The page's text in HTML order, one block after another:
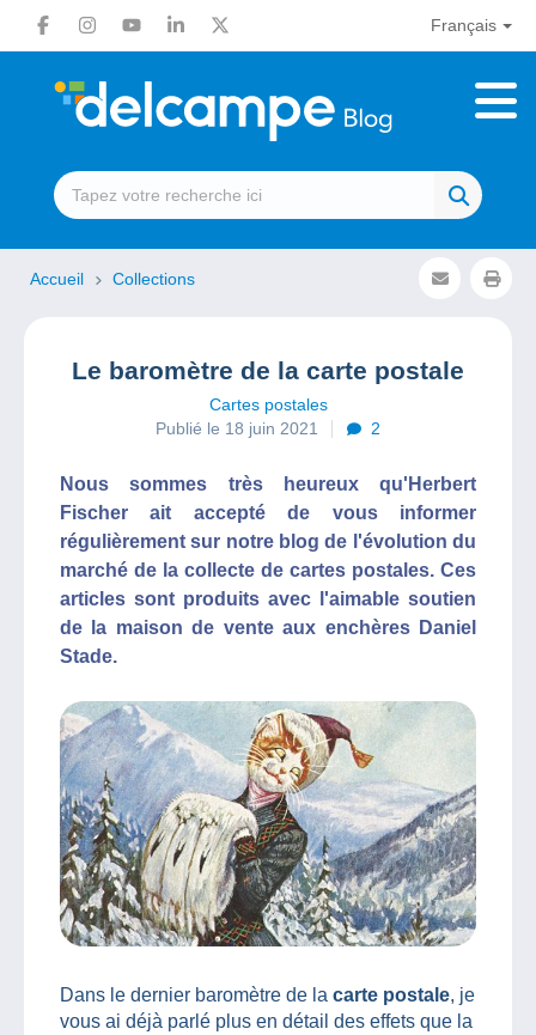
Français
Accueil Collections
Le baromètre de la carte postale
Cartes postales
Publié le 18 juin 2021
2
Nous sommes très heureux qu'Herbert
Fischer ait accepté de vous informer
régulièrement sur notre blog de l'évolution du
marché de la collecte de cartes postales. Ces
articles sont produits avec l'aimable soutien
de la maison de vente aux enchères Daniel
Stade.
Dans le dernier baromètre de la carte postale, je
vous ai déjà parlé plus en détail des effets que la